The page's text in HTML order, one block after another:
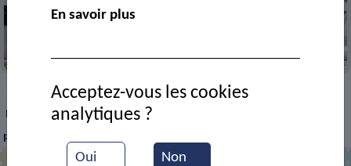
> VIE MUNICIPALE > Ressources documentaires
Délibération CM du 17/11/25 - Contrat risques statutaires et
participation convention prévoyance et frais de santé
En savoir plus
Oui Non
Acceptez-vous les cookies
analytiques ?